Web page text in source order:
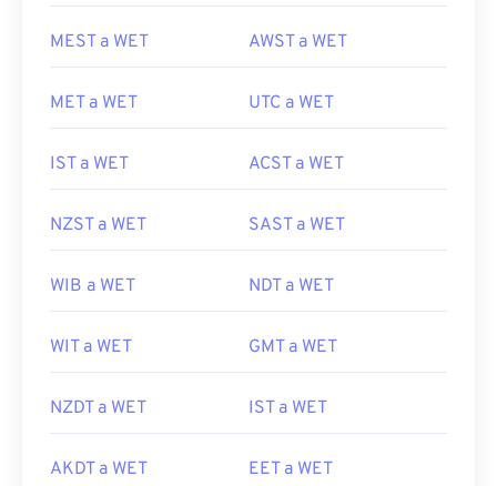
MEST a WET AWST a WET
MET a WET UTC a WET
IST a WET ACST a WET
NZST a WET SAST a WET
WIB a WET NDT a WET
WIT a WET GMT a WET
NZDT a WET IST a WET
AKDT a WET EET a WET